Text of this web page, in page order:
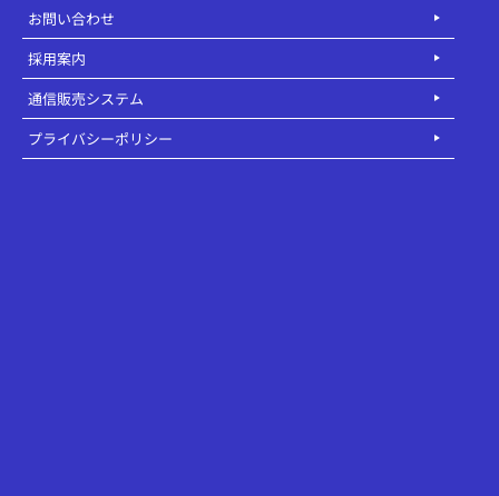
お問い合わせ
採用案内
通信販売システム
プライバシーポリシー